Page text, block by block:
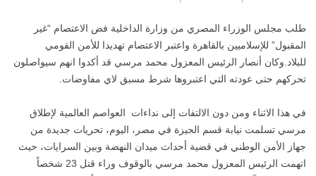
طلب مجلس الوزراء المصري من وزارة الداخلية فض الاعتصام “غير
المقبول” للإسلاميين بالقاهرة واعتبر الاعتصام تهديدا للأمن القومي
للبلاد.وكان أنصار الرئيس المعزول محمد مرسي قد أكدوا انهم سيواصلون
تحركهم حتى عودته التي اعتبروها شرط مسبق لاي مفاوضات.
في هذا الاثناء ومن دون الالتفات إلى نداءات العواصم العالمية لإطلاق
مرسي تسلمت نيابة قسم الجيزة في مصر، اليوم، تحريات جديدة من
جهاز الأمن الوطني في قضية أحداث ميدان النهضة وبين السرايات، حيث
اتهمت الرئيس المعزول محمد مرسي بالوقوف وراء قتل 23 شخصاً